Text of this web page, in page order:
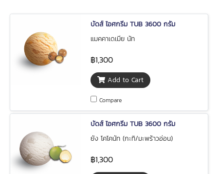
บัดส์ ไอศกรีม TUB 3600 กรัม
แมคคาเดเมีย นัท
฿1,300
Add to Cart
Compare
บัดส์ ไอศกรีม TUB 3600 กรัม
ยัง โคโคนัท (กะทิ/มะพร้าวอ่อน)
฿1,300